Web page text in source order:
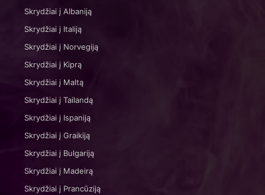
Skrydžiai į Albaniją
Skrydžiai į Italiją
Skrydžiai į Norvegiją
Skrydžiai į Kiprą
Skrydžiai į Maltą
Skrydžiai į Tailandą
Skrydžiai į Ispaniją
Skrydžiai į Graikiją
Skrydžiai į Bulgariją
Skrydžiai į Madeirą
Skrydžiai į Prancūziją